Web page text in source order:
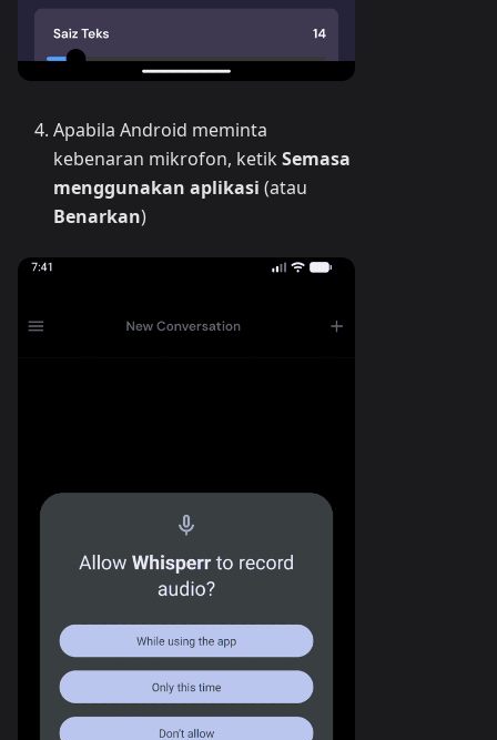
Apabila Android meminta
kebenaran mikrofon, ketik Semasa
menggunakan aplikasi (atau
Benarkan)